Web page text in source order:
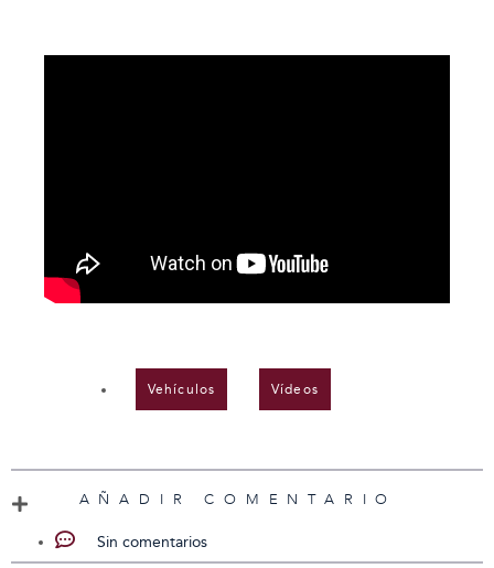
Vehículos Vídeos
AÑADIR COMENTARIO
Sin comentarios